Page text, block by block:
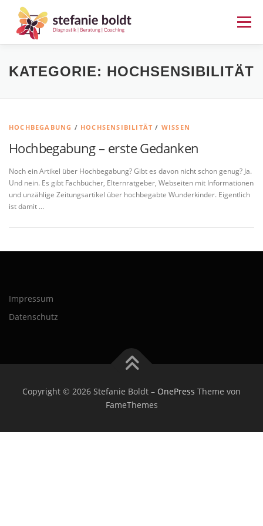
springen
Menü
ERSTGESPRÄCH BUCHEN
RESILIENZ AM FSP ANKERPLATZ
KATEGORIE: HOCHSENSIBILITÄT
HOCHBEGABUNG / HOCHSENSIBILITÄT / WISSEN
Hochbegabung – erste Gedanken
Noch ein Artikel über Hochbegabung? Gibt es davon nicht schon genug? Ja.
Und nein. Es gibt Fachbücher, Elternratgeber, Webseiten mit Informationen
und unzählige Zeitungsartikel über hochbegabte Wunderkinder. Eigentlich
ist damit …
Impressum
Datenschutz
Copyright © 2026 Stefanie Boldt – OnePress Theme von
FameThemes